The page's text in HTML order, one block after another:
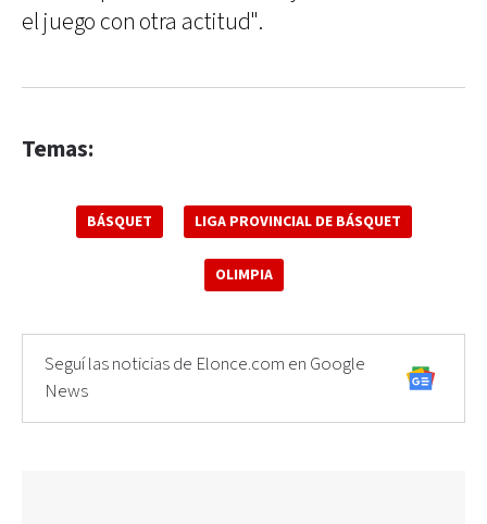
el juego con otra actitud".
Temas:
BÁSQUET LIGA PROVINCIAL DE BÁSQUET
OLIMPIA
Seguí las noticias de Elonce.com en Google
News